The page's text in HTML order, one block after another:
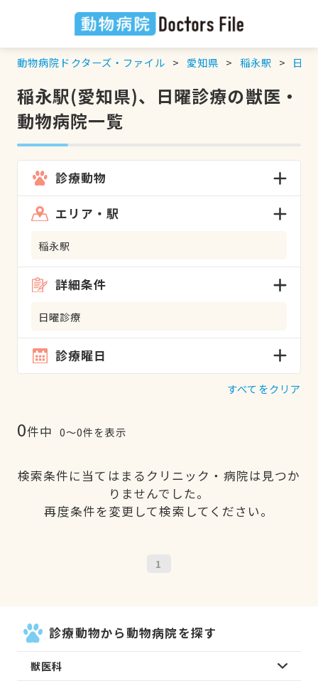
動物病院ドクターズ・ファイル 愛知県 稲永駅 日曜
稲永駅(愛知県)、日曜診療の獣医・
動物病院一覧
診療動物
エリア・駅
稲永駅
詳細条件
日曜診療
診療曜日
すべてをクリア
0件中 0〜0件を表示
検索条件に当てはまるクリニック・病院は見つか
りませんでした。
再度条件を変更して検索してください。
1
診療動物から動物病院を探す
獣医科